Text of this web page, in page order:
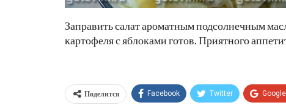
Заправить салат ароматным подсолнечным
картофеля с яблоками готов. Приятного
Поделится Facebook Twitter